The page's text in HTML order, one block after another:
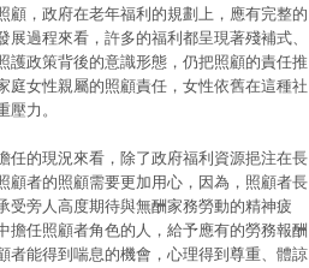
顧，政府在老年福利的規劃上，應有完整的
過程來看，許多的福利都呈現著殘補式、
護政策背後的意識形態，仍把照顧的責任推
庭女性親屬的照顧責任，女性依舊在這種社
力。
任的現況來看，除了政府福利資源挹注在長
顧者的照顧需要更加用心，因為，照顧者長
受旁人高度期待與無酬家務勞動的精神疲
擔任照顧者角色的人，給予應有的勞務報酬
者能得到喘息的機會，心理得到尊重、體諒